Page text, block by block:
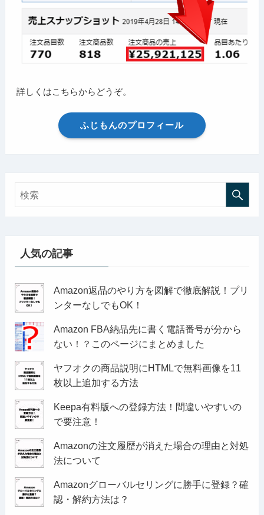
詳しくはこちらからどうぞ。
ふじもんのプロフィール
人気の記事
Amazon返品のやり方を図解で徹底解説！プリ
ンターなしでもOK！
Amazon FBA納品先に書く電話番号が分から
ない！？このページにまとめました
ヤフオクの商品説明にHTMLで無料画像を11
枚以上追加する方法
Keepa有料版への登録方法！間違いやすいの
で要注意！
Amazonの注文履歴が消えた場合の理由と対処
法について
Amazonグローバルセリングに勝手に登録？確
認・解約方法は？